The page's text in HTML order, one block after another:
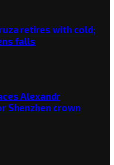
retires with cold;
falls
Alexandr
Shenzhen crown